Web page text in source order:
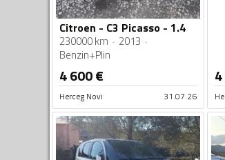
Citroen - C3 Picasso - 1.4
230000 km
2013
Benzin+Plin
4 600€
Herceg Novi 31.07.26